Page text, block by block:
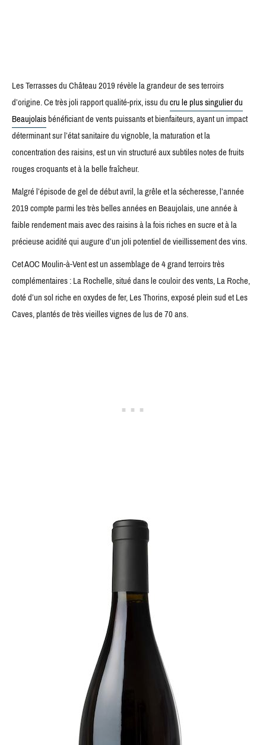
Les Terrasses du Château 2019 révèle la grandeur de ses terroirs
d’origine. Ce très joli rapport qualité-prix, issu ducru le plus singulier du
Beaujolaisbénéficiant de vents puissants et bienfaiteurs, ayant un impact
déterminant sur l’état sanitaire du vignoble, la maturation et la
concentration des raisins, est un vin structuré aux subtiles notes de fruits
rouges croquants et à la belle fraîcheur.
Malgré l’épisode de gel de début avril, la grêle et la sécheresse, l’année
2019 compte parmi les très belles années en Beaujolais, une année à
faible rendement mais avec des raisins à la fois riches en sucre et à la
précieuse acidité qui augure d’un joli potentiel de vieillissement des vins.
Cet AOC Moulin-à-Vent est un assemblage de 4 grand terroirs très
complémentaires : La Rochelle, situé dans le couloir des vents, La Roche,
doté d’un sol riche en oxydes de fer, Les Thorins, exposé plein sud et Les
Caves, plantés de très vieilles vignes de lus de 70 ans.